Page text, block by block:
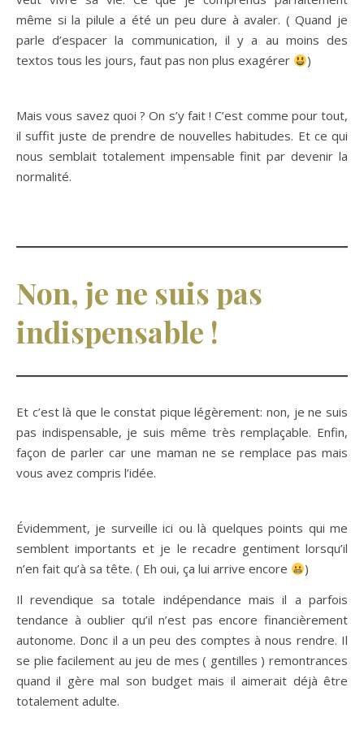
même si la pilule a été un peu dure à avaler. ( Quand je
parle d’espacer la communication, il y a au moins des
textos tous les jours, faut pas non plus exagérer
)
Mais vous savez quoi ? On s’y fait ! C’est comme pour tout,
il suffit juste de prendre de nouvelles habitudes. Et ce qui
nous semblait totalement impensable finit par devenir la
normalité.
Non, je ne suis pas
indispensable !
Et c’est là que le constat pique légèrement: non, je ne suis
pas indispensable, je suis même très remplaçable. Enfin,
façon de parler car une maman ne se remplace pas mais
vous avez compris l’idée.
Évidemment, je surveille ici ou là quelques points qui me
semblent importants et je le recadre gentiment lorsqu’il
n’en fait qu’à sa tête. ( Eh oui, ça lui arrive encore
)
Il revendique sa totale indépendance mais il a parfois
tendance à oublier qu’il n’est pas encore financièrement
autonome. Donc il a un peu des comptes à nous rendre. Il
se plie facilement au jeu de mes ( gentilles ) remontrances
quand il gère mal son budget mais il aimerait déjà être
totalement adulte.